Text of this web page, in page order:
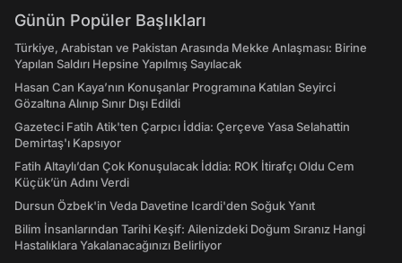
Günün Popüler Başlıkları
Türkiye, Arabistan ve Pakistan Arasında Mekke Anlaşması: Birine
Yapılan Saldırı Hepsine Yapılmış Sayılacak
Hasan Can Kaya’nın Konuşanlar Programına Katılan Seyirci
Gözaltına Alınıp Sınır Dışı Edildi
Gazeteci Fatih Atik'ten Çarpıcı İddia: Çerçeve Yasa Selahattin
Demirtaş'ı Kapsıyor
Fatih Altaylı’dan Çok Konuşulacak İddia: ROK İtirafçı Oldu Cem
Küçük’ün Adını Verdi
Dursun Özbek'in Veda Davetine Icardi'den Soğuk Yanıt
Bilim İnsanlarından Tarihi Keşif: Ailenizdeki Doğum Sıranız Hangi
Hastalıklara Yakalanacağınızı Belirliyor